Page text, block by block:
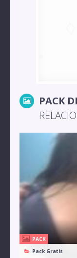
PACK
PACK
Pack Gratis